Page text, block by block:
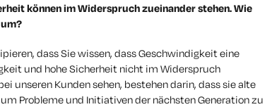
können im Widerspruch zueinander stehen. Wie
dass Sie wissen, dass Geschwindigkeit eine
und hohe Sicherheit nicht im Widerspruch
unseren Kunden sehen, bestehen darin, dass sie alte
Probleme und Initiativen der nächsten Generation zu